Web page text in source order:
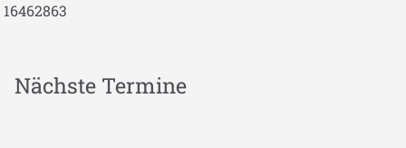
16462863
Nächste Termine